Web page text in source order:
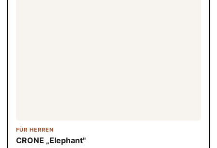
FÜR HERREN
CRONE „Elephant"